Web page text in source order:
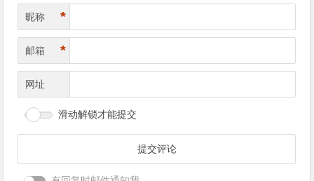
昵称 *
邮箱 *
网址
滑动解锁才能提交